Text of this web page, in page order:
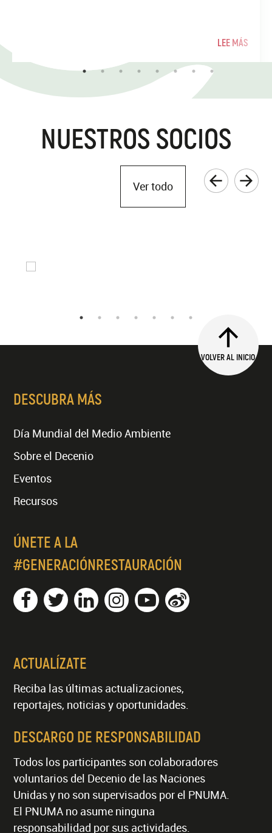
LEE MÁS
NUESTROS SOCIOS
Ver todo
VOLVER AL INICIO
DESCUBRA MÁS
Día Mundial del Medio Ambiente
Sobre el Decenio
Eventos
Recursos
ÚNETE A LA
#GENERACIÓNRESTAURACIÓN
ACTUALÍZATE
Reciba las últimas actualizaciones,
reportajes, noticias y oportunidades.
DESCARGO DE RESPONSABILIDAD
Todos los participantes son colaboradores
voluntarios del Decenio de las Naciones
Unidas y no son supervisados por el PNUMA.
El PNUMA no asume ninguna
responsabilidad por sus actividades.